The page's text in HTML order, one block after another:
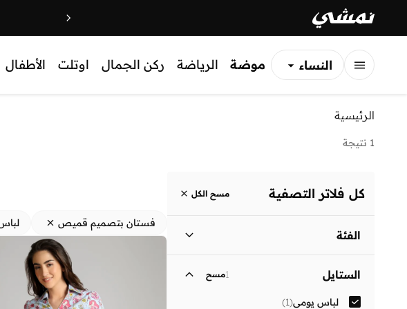
النساء
موضة الرياضة ركن الجمال اوتلت الأطفال
الرئيسية
1 نتيجة
كل فلاتر التصفية مسح الكل
الفئة
نساء
الستايل 1مسح
لباس يومي(
1
)
فستان بتصميم قميص